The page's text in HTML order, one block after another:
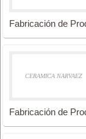
Fabricación de
CERAMICA NARVAEZ
Fabricación de